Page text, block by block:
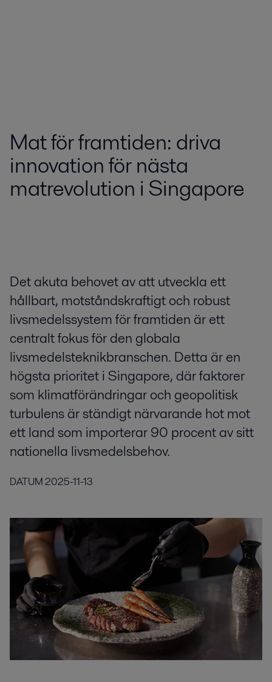
Mat för framtiden: driva
innovation för nästa
matrevolution i Singapore
Det akuta behovet av att utveckla ett
hållbart, motståndskraftigt och robust
livsmedelssystem för framtiden är ett
centralt fokus för den globala
livsmedelsteknikbranschen. Detta är en
högsta prioritet i Singapore, där faktorer
som klimatförändringar och geopolitisk
turbulens är ständigt närvarande hot mot
ett land som importerar 90 procent av sitt
nationella livsmedelsbehov.
DATUM2025-11-13